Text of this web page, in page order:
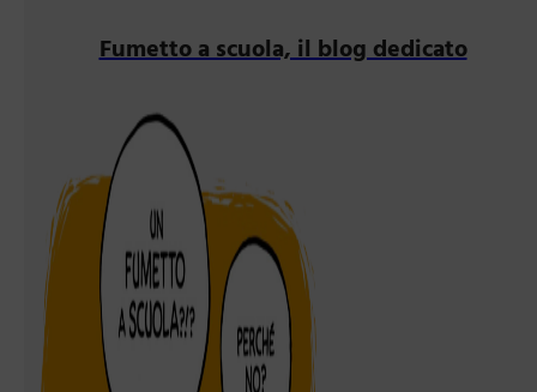
Fumetto a scuola, il blog dedicato